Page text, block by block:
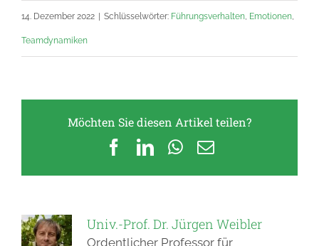
14. Dezember 2022 | Schlüsselwörter: Führungsverhalten Emotionen
Teamdynamiken
Möchten Sie diesen Artikel teilen?
Facebook
LinkedIn
WhatsApp
E-
Univ.-Prof. Dr. Jürgen Weibler
Ordentlicher Professor für